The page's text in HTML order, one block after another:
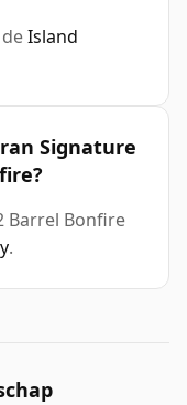
Island
Signature
Barrel Bonfire
.